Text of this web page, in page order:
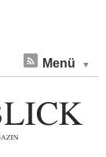
Menü